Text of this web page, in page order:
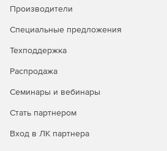
Производители
Специальные предложения
Техподдержка
Распродажа
Семинары и вебинары
Стать партнером
Вход в ЛК партнера